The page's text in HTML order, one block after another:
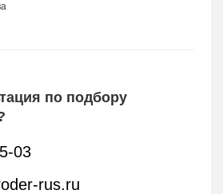
по подбору
03
rus.ru